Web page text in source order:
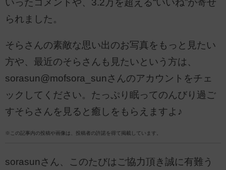
いったコメントや、3.2万を超える“いいね”が寄せ
られました。
そらさんの素敵な思い出のお写真をもっと見たい
方や、最近のそらさんも見たいという方は、
sorasun@mofsora_sunさんのアカウントをチェ
ックしてください。たっぷり眠ってのんびり過ご
すそらさんを見ると癒しをもらえますよ♪
※この記事内の投稿や画像は、投稿者の許諾を得て掲載しています。
sorasunさん、このたびはご協力頂き誠に有難う